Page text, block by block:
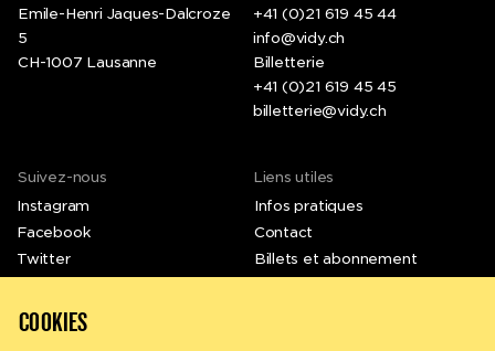
Emile-Henri Jaques-Dalcroze
5
CH-1007 Lausanne
+41 (0)21 619 45 44
info@vidy.ch
Billetterie
+41 (0)21 619 45 45
billetterie@vidy.ch
Liens utiles
Infos pratiques
Contact
Billets et abonnement
Suivez-nous
Instagram
Facebook
Twitter
Vimeo
COOKIES